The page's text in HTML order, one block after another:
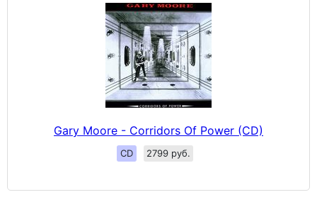
Gary Moore - Corridors Of Power (CD)
CD 2799 руб.